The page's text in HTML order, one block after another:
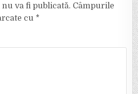
va fi publicată. Câmpurile
cu *